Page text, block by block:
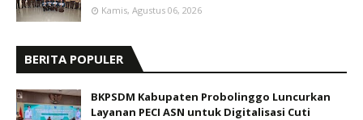
Kamis, Agustus 06, 2026
BERITA POPULER
BKPSDM Kabupaten Probolinggo Luncurkan
Layanan PECI ASN untuk Digitalisasi Cuti